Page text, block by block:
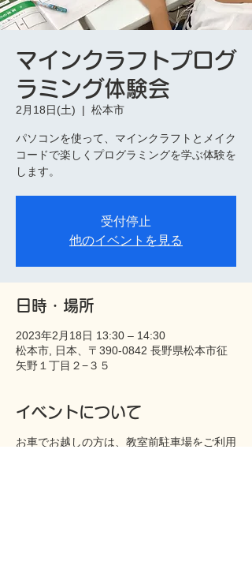
マインクラフトプログ
ラミング体験会
2月18日(土)
  |
松本市
パソコンを使って、マインクラフトとメイク
コードで楽しくプログラミングを学ぶ体験を
します。
受付停止
他のイベントを見る
日時・場所
2023年2月18日 13:30 – 14:30
松本市, 日本、〒390-0842 長野県松本市征
矢野１丁目２−３５
イベントについて
お車でお越しの方は、教室前駐車場をご利用